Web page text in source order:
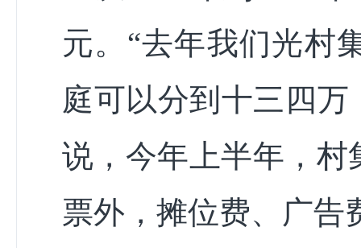
元。“去年我们光村
庭可以分到十三四
说，今年上半年，村
票外，摊位费、广告